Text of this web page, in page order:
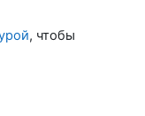
, чтобы